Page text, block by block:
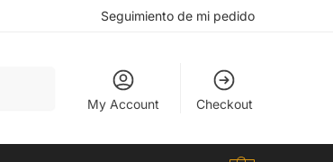
Seguimiento de mi pedido
My Account Checkout